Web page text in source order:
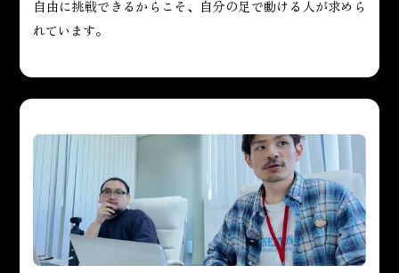
自由に挑戦できるからこそ、自分の足で動ける人が求めら
れています。